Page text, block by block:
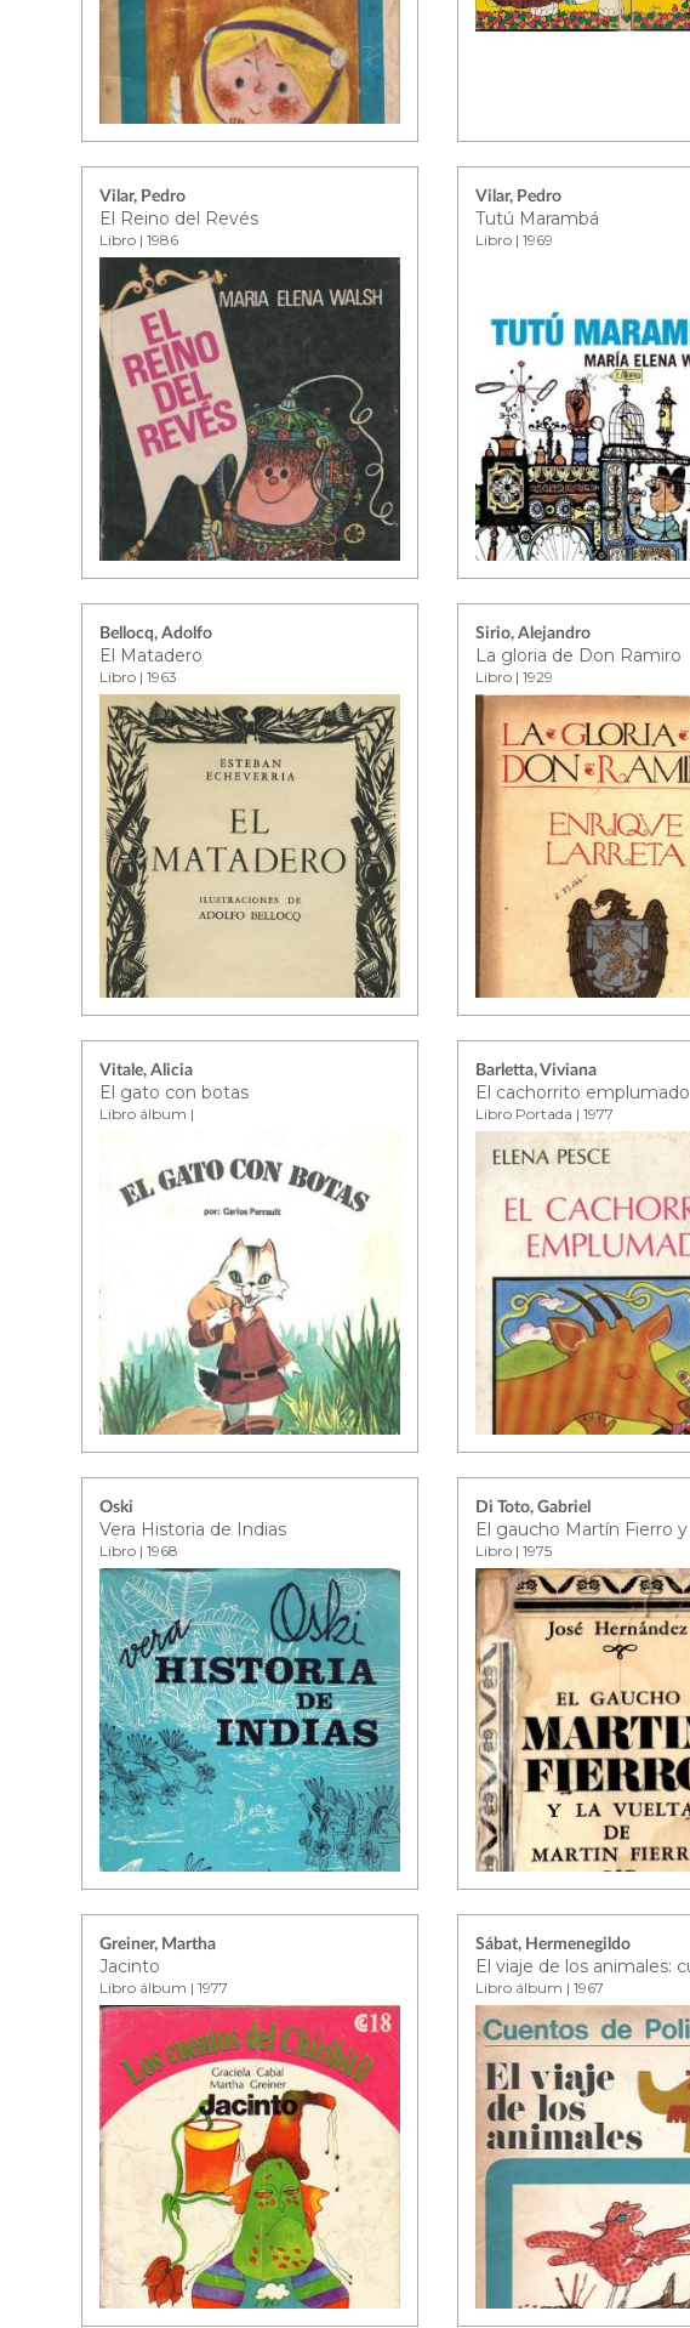
Vilar, Pedro
El Reino del Revés
Libro | 1986
Vilar, Pedro
Tutú Marambá
Libro | 1969
Bellocq, Adolfo
El Matadero
Libro | 1963
Sirio, Alejandro
La gloria de Don Ramiro
Libro | 1929
Vitale, Alicia
El gato con botas
Libro álbum |
Barletta, Viviana
El cachorrito emplumado
Libro Portada | 1977
Oski
Vera Historia de Indias
Libro | 1968
Di Toto, Gabriel
Libro | 1975
Greiner, Martha
Jacinto
Libro álbum | 1977
Sábat, Hermenegildo
Libro álbum | 1967